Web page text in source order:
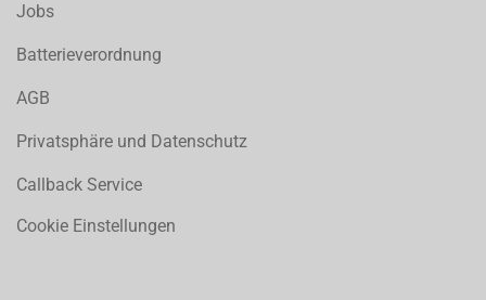
Jobs
Batterieverordnung
AGB
Privatsphäre und Datenschutz
Callback Service
Cookie Einstellungen